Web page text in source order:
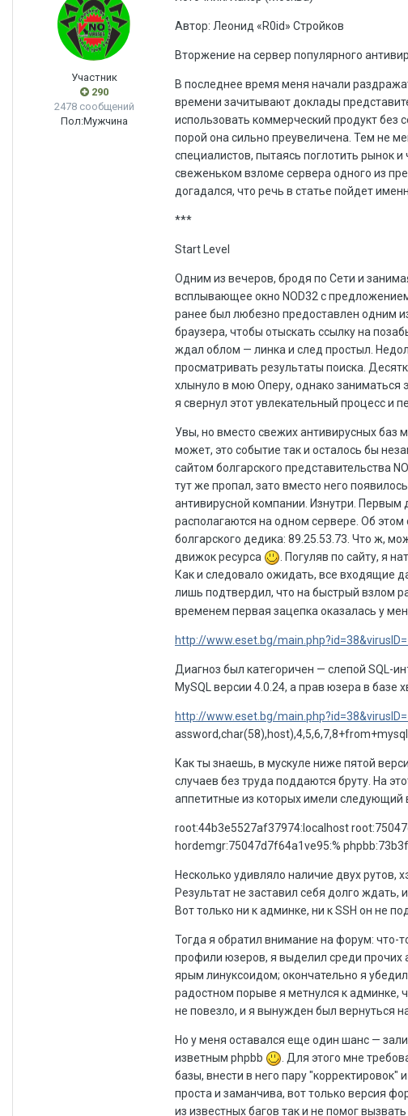
Участник
290
2478 сообщений
Пол:Мужчина
Автор: Леонид «R0id» Стройков
Вторжение на сервер популярного
В последнее время меня начали
времени зачитывают доклады
использовать коммерческий продукт без
порой она сильно преувеличена. Тем не
специалистов, пытаясь поглотить рынок
свеженьком взломе сервера одного из
догадался, что речь в статье пойдет
***
Start Level
Одним из вечеров, бродя по Сети и
всплывающее окно NOD32 с
ранее был любезно предоставлен одним
браузера, чтобы отыскать ссылку на
ждал облом — линка и след простыл.
просматривать результаты поиска.
хлынуло в мою Оперу, однако заниматься
я свернул этот увлекательный процесс и
Увы, но вместо свежих антивирусных баз
может, это событие так и осталось бы
сайтом болгарского представительства
тут же пропал, зато вместо него
антивирусной компании. Изнутри.
располагаются на одном сервере. Об
болгарского дедика: 89.25.53.73. Что ж,
движок ресурса
. Погуляв по сайту, я
Как и следовало ожидать, все входящие
лишь подтвердил, что на быстрый взлом
временем первая зацепка оказалась у
http://www.eset.bg/
Диагноз был категоричен — слепой SQL-
MySQL версии 4.0.24, а прав юзера в базе
http://www.eset.bg/
Как ты знаешь, в мускуле ниже пятой
случаев без труда поддаются бруту. На
аппетитные из которых имели
root:44b3e5527af37974:localhost
hordemgr:75047d7f64a1ve95:%
Несколько удивляло наличие двух рутов,
Результат не заставил себя долго ждать,
Вот только ни к админке, ни к SSH он не
Тогда я обратил внимание на форум: что-
профили юзеров, я выделил среди
ярым линуксоидом; окончательно я
радостном порыве я метнулся к админке,
не повезло, и я вынужден был вернуться
Но у меня оставался еще один шанс —
изветным phpbb
. Для этого мне
базы, внести в него пару
проста и заманчива, вот только версия
из известных багов так и не помог